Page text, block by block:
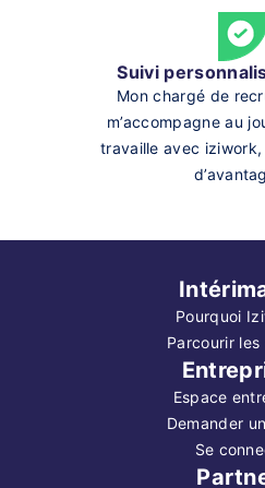
Suivi
Mon chargé de
m’accompagne au
travaille avec
Pourquoi
Parcourir les
Espace
Demander
Se